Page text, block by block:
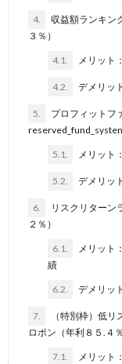
4.
収益額ランキン
３％）
4.1. メリット
4.2. デメリッ
5.
プロフィットフ
5.1. メリット
5.2. デメリッ
6.
リスクリターン
２％）
6.1.
メリット
績
6.2. デメリッ
7.
（特別枠）低
ロポン（年利８５.４％
7.1. メリット